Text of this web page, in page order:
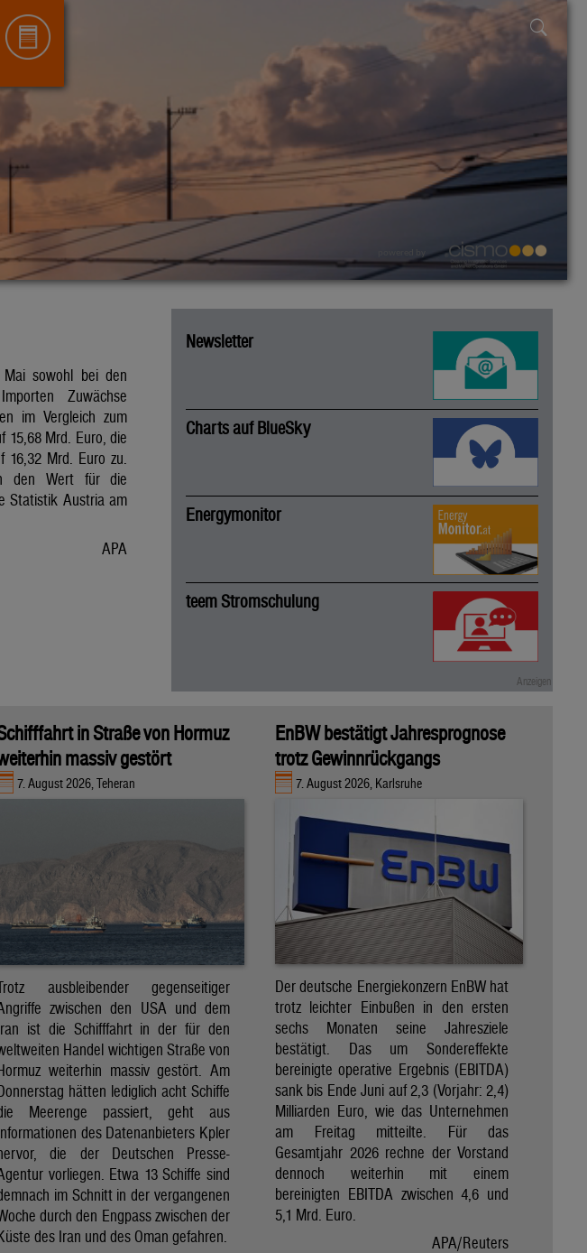
sowohl bei den
Zuwächse
im Vergleich zum
15,68 Mrd. Euro, die
16,32 Mrd. Euro zu.
den Wert für die
Statistik Austria am
APA
Newsletter
Charts auf BlueSky
Energymonitor
teem Stromschulung
in Straße von Hormuz
massiv gestört
7. August 2026, Teheran
ausbleibender gegenseitiger
zwischen den USA und dem
ist die Schifffahrt in der für den
Handel wichtigen Straße von
weiterhin massiv gestört. Am
hätten lediglich acht Schiffe
Meerenge passiert, geht aus
des Datenanbieters Kpler
die der Deutschen Presse-
vorliegen. Etwa 13 Schiffe sind
im Schnitt in der vergangenen
durch den Engpass zwischen der
des Iran und des Oman gefahren.
EnBW bestätigt Jahresprognose
trotz Gewinnrückgangs
7. August 2026, Karlsruhe
Der deutsche Energiekonzern EnBW hat
trotz leichter Einbußen in den ersten
sechs Monaten seine Jahresziele
bestätigt. Das um Sondereffekte
bereinigte operative Ergebnis (EBITDA)
sank bis Ende Juni auf 2,3 (Vorjahr: 2,4)
Milliarden Euro, wie das Unternehmen
am Freitag mitteilte. Für das
Gesamtjahr 2026 rechne der Vorstand
dennoch weiterhin mit einem
bereinigten EBITDA zwischen 4,6 und
5,1 Mrd. Euro.
APA/Reuters